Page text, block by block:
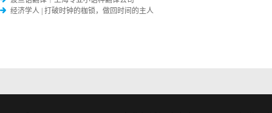
经济学人 | 打破时钟的枷锁，做回时间的主人